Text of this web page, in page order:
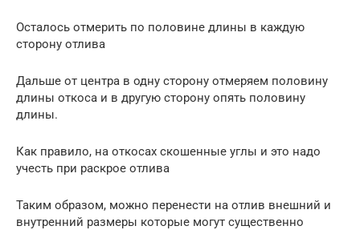
Осталось отмерить по половине длины в каждую
сторону отлива
Дальше от центра в одну сторону отмеряем половину
длины откоса и в другую сторону опять половину
длины.
Как правило, на откосах скошенные углы и это надо
учесть при раскрое отлива
Таким образом, можно перенести на отлив внешний и
внутренний размеры которые могут существенно